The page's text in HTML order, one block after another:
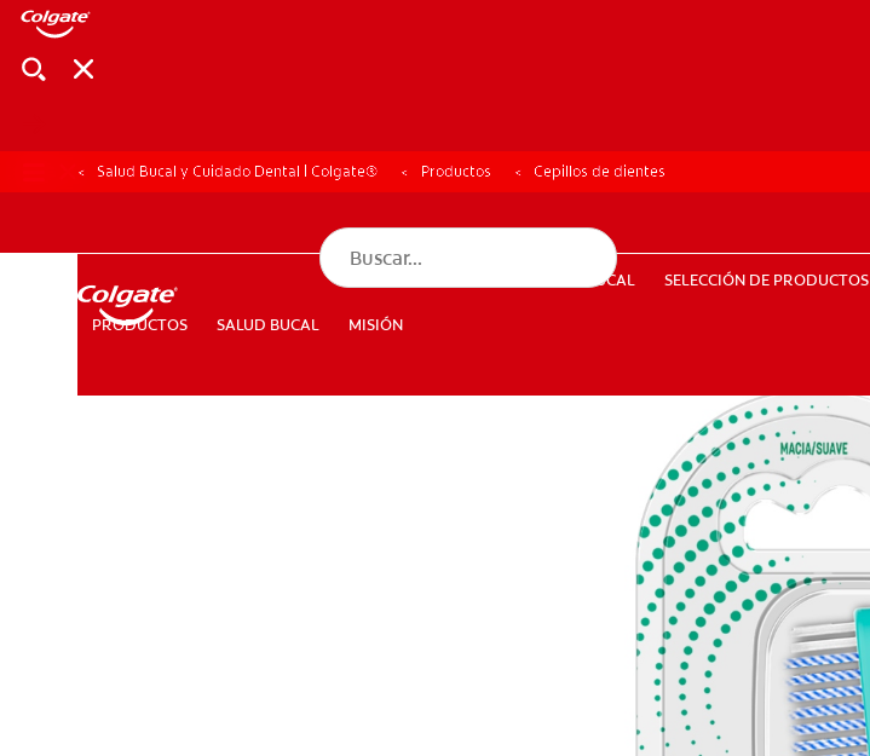
PRODUCTOS
CHEQUEO DE SALUD BUCAL
SUSCRÍBETE
PRODUCTOS SALUD BUCAL MISIÓN
CHEQUEO DE SALUD BUCAL SELECCIÓN DE PRODUCTOS
Salud Bucal y Cuidado Dental | Colgate® Productos Cepillos de dientes